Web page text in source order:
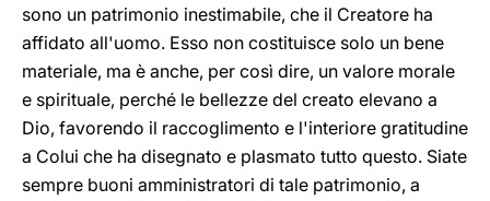
sono un patrimonio inestimabile, che il Creatore ha
affidato all'uomo. Esso non costituisce solo un bene
materiale, ma è anche, per così dire, un valore morale
e spirituale, perché le bellezze del creato elevano a
Dio, favorendo il raccoglimento e l'interiore gratitudine
a Colui che ha disegnato e plasmato tutto questo. Siate
sempre buoni amministratori di tale patrimonio, a